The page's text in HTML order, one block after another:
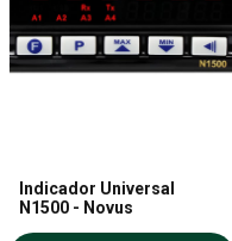
Indicador Universal
N1500 - Novus